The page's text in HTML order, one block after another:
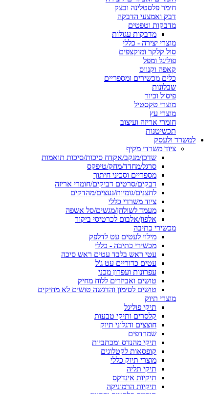
חימר פלסטלינה ובצק
דבק ואמצעי הדבקה
מדבקות וטפטים
מדבקות עגולות
מוצרי יצירה - כללי
סול קלקר ומוקצפים
פוליגל ומפל
קאפה וקנווס
כלים מכשירים ומספריים
שבלונות
פיסול וכיור
מוצרי טקסטיל
מוצרי עץ
חומרי אריזה ועיצוב
תכשיטנות
למשרד ולעסק
ציוד משרדי מקיף
שדכן/מנקב/אקדח סיכות/סיכות תואמות
סרגל/מחדד/מחק/טיפקס
מספריים וסכיני חיתוך
דבקים/סרטים דביקים/חומרי אריזה
לחצנים/גומיות/נעצים/מהדקים
ציוד משרדי כללי
מעמד לשולחן/מגשים/סל אשפה
אלפון/אלבום לכרטיסי ביקור
מכשירי כתיבה
מילוי לעטים עט לדלפק
מכשירי כתיבה - כללי
עטי ראש בלבד עטים ראש סיכה
עטים כדוריים עט ג'ל
עפרונות ועפרון מכני
טושים ואביזרים ללוח מחיק
טושים לסימון והדגשה טושים לא מחיקים
מוצרי תיוק
תיקי פוליגל
קלסרים ותיקי טבעות
חוצצים ודגלוני תיוק
שמרדפים
תיקי מהנדס ומכתביות
קופסאות לקטלוגים
מוצרי תיוק כללי
תיקי תליה
תיקיות אינדקס
תיקיות הרמוניקה